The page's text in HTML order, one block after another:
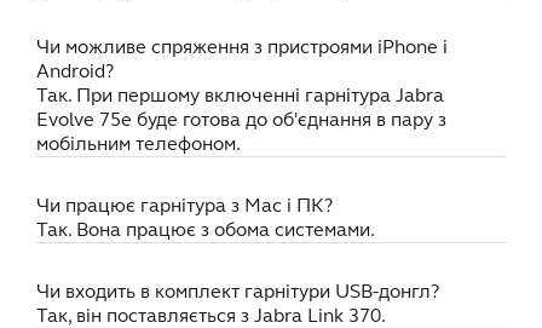
Чи можливе спряження з пристроями iPhone і
Android?
Так. При першому включенні гарнітура Jabra
Evolve 75e буде готова до об'єднання в пару з
мобільним телефоном.
Чи працює гарнітура з Mac і ПК?
Так. Вона працює з обома системами.
Чи входить в комплект гарнітури USB-донгл?
Так, він поставляється з Jabra Link 370.